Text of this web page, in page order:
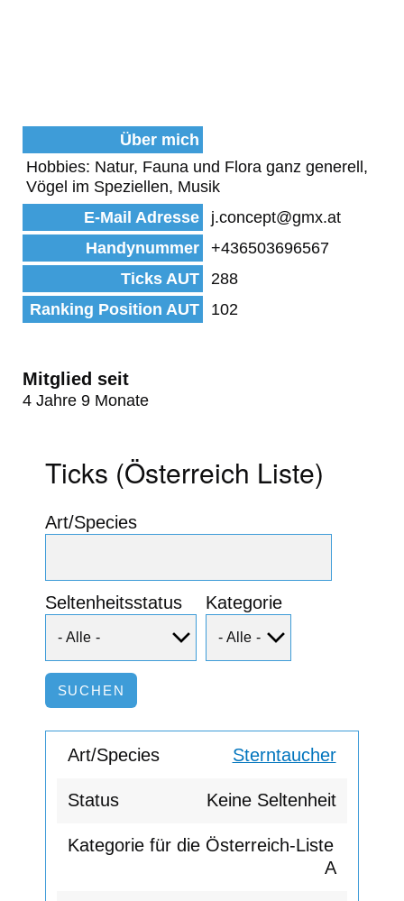
Über mich
Hobbies: Natur, Fauna und Flora ganz generell,
Vögel im Speziellen, Musik
E-Mail Adresse
j.concept@gmx.at
Handynummer
+436503696567
Ticks AUT
288
Ranking Position AUT
102
Mitglied seit
4 Jahre 9 Monate
Ticks (Österreich Liste)
Art/Species
Seltenheitsstatus Kategorie
Sterntaucher
Keine Seltenheit
A